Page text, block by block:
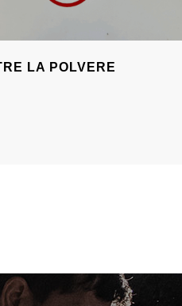
LA POLVERE